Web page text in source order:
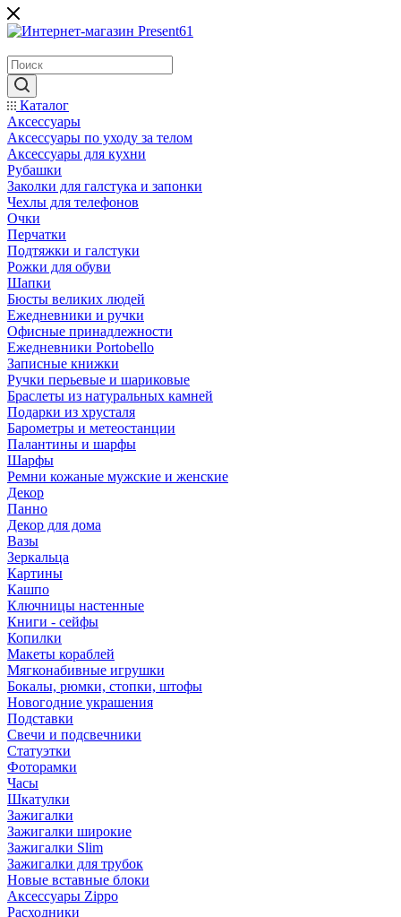
Каталог
Аксессуары
Аксессуары по уходу за телом
Аксессуары для кухни
Рубашки
Заколки для галстука и запонки
Чехлы для телефонов
Очки
Перчатки
Подтяжки и галстуки
Рожки для обуви
Шапки
Бюсты великих людей
Ежедневники и ручки
Офисные принадлежности
Ежедневники Portobello
Записные книжки
Ручки перьевые и шариковые
Браслеты из натуральных камней
Подарки из хрусталя
Барометры и метеостанции
Палантины и шарфы
Шарфы
Ремни кожаные мужские и женские
Декор
Панно
Декор для дома
Вазы
Зеркальца
Картины
Кашпо
Ключницы настенные
Книги - сейфы
Копилки
Макеты кораблей
Мягконабивные игрушки
Бокалы, рюмки, стопки, штофы
Новогодние украшения
Подставки
Свечи и подсвечники
Статуэтки
Фоторамки
Часы
Шкатулки
Зажигалки
Зажигалки широкие
Зажигалки Slim
Зажигалки для трубок
Новые вставные блоки
Аксессуары Zippo
Расходники